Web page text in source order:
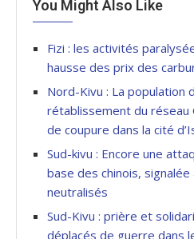
You Might Also Like
Fizi : les activités
hausse des prix des
Nord-Kivu : La population
rétablissement du réseau
de coupure dans la cité
Sud-kivu : Encore une
base des chinois,
neutralisés
Sud-Kivu : prière et
déplacés de guerre dans